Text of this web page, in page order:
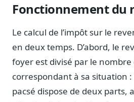
Cabinets, DRI, consultants en
Affaires réglementaires
Fédérations & plaidoyer
Fonctionnement du
Le calcul de l’impôt sur le
en deux temps. D’abord, le
foyer est divisé par le nombre
correspondant à sa situation
pacsé dispose de deux parts,